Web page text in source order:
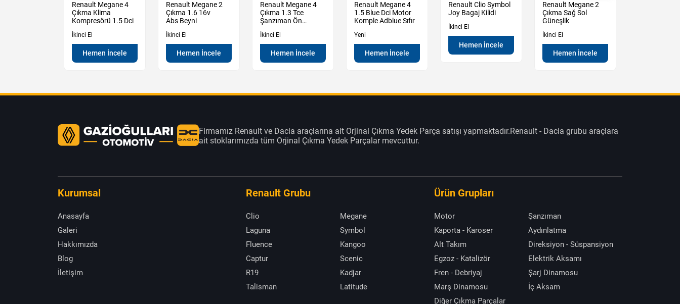
Renault Megane 4
Çıkma Klima
Kompresörü 1.5 Dci
İkinci El
Hemen İncele
Renault Megane 2
Çıkma 1.6 16v
Abs Beyni
İkinci El
Hemen İncele
Renault Megane 4
Çıkma 1.3 Tce
Şanzıman Ön
Muhafaza Kutu
İkinci El
Hemen İncele
Renault Megane 4
1.5 Blue Dci Motor
Komple Adblue Sıfır
Yeni
Hemen İncele
Renault Clio Symbol
Joy Bagaj Kilidi
İkinci El
Hemen İncele
Renault Megane 2
Çıkma Sağ Sol
Güneşlik
İkinci El
Hemen İncele
Firmamız Renault ve Dacia araçlarına ait Orjinal Çıkma Yedek Parça satışı yapmaktadır.Renault - Dacia grubu araçlara
ait stoklarımızda tüm Orjinal Çıkma Yedek Parçalar mevcuttur.
Kurumsal
Anasayfa
Galeri
Hakkımızda
Blog
İletişim
Renault Grubu
Clio
Megane
Laguna
Symbol
Fluence
Kangoo
Captur
Scenic
R19
Kadjar
Talisman
Latitude
Ürün Grupları
Motor
Şanzıman
Kaporta - Karoser
Aydınlatma
Alt Takım
Direksiyon - Süspansiyon
Egzoz - Katalizör
Elektrik Aksamı
Fren - Debriyaj
Şarj Dinamosu
Marş Dinamosu
İç Aksam
Diğer Çıkma Parçalar